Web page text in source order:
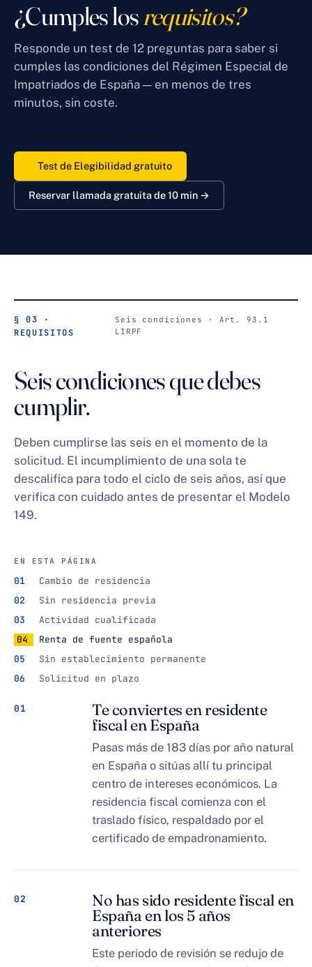
¿Cumples losrequisitos?
Responde un test de 12 preguntas para saber si
cumples las condiciones del Régimen Especial de
Impatriados de España — en menos de tres
minutos, sin coste.
Test de Elegibilidad gratuito
Reservar llamada gratuita de 10 min →
§ 03 ·
REQUISITOS
Seis condiciones · Art. 93.1
LIRPF
Seis condiciones que debes
cumplir.
Deben cumplirse las seis en el momento de la
solicitud. El incumplimiento de una sola te
descalifica para todo el ciclo de seis años, así que
verifica con cuidado antes de presentar el Modelo
149.
EN ESTA PÁGINA
Cambio de residencia
Sin residencia previa
Actividad cualificada
Renta de fuente española
Sin establecimiento permanente
Solicitud en plazo
01 Te conviertes en residente
fiscal en España
Pasas más de 183 días por año natural
en España o sitúas allí tu principal
centro de intereses económicos. La
residencia fiscal comienza con el
traslado físico, respaldado por el
certificado de empadronamiento.
02 No has sido residente fiscal en
España en los 5 años
anteriores
Este periodo de revisión se redujo de